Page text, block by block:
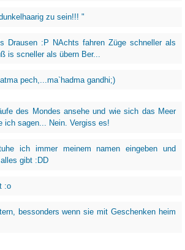
zu sein!!! "
Drausen :P NAchts fahren Züge schneller als
is scneller als übern Ber...
pech,...ma`hadma gandhi;)
des Mondes ansehe und wie sich das Meer
ich sagen... Nein. Vergiss es!
ich immer meinem namen eingeben und
gibt :DD
:o
bessonders wenn sie mit Geschenken heim